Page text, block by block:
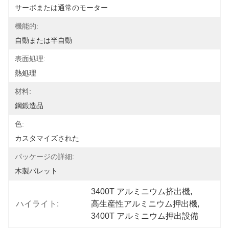
サーボまたは通常のモーター
機能的:
自動または半自動
表面処理:
熱処理
材料:
鋼鍛造品
色:
カスタマイズされた
パッケージの詳細:
木製パレット
ハイライト:
3400T アルミニウム挤出機,
高生産性アルミニウム押出機,
3400T アルミニウム押出設備